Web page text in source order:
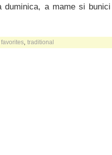
duminica, a mame si
favorites traditional